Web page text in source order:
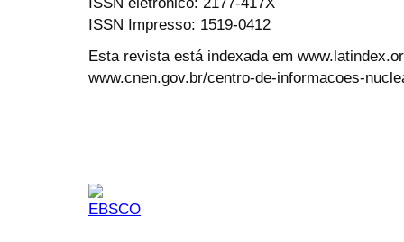
ISSN Impresso: 1519-0412
Esta revista está indexada em
www.cnen.gov.br/centro-de-informacoes-